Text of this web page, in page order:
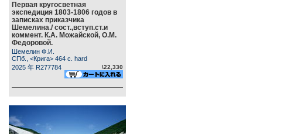
Первая кругосветная
экспедиция 1803-1806 годов в
записках приказчика
Шемелина./ сост.,вступ.ст.и
коммент. К.А. Можайской, О.М.
Федоровой.
Шемелин Ф.И.
СПб., <Крига> 464 c. hard
2025 年 R277784
\22,330